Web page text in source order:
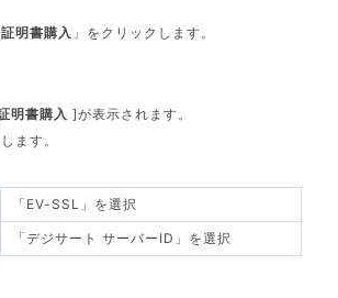
明書購入 」をクリックします。
明書購入 ]が表示されます。
ます。
「EV-SSL」を選択
「デジサート サーバーID」を選択